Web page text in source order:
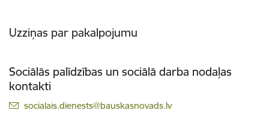
Uzziņas par pakalpojumu
Sociālās palīdzības un sociālā darba nodaļas
kontakti
E-pasts:
socialais.dienests@bauskasnovads.lv